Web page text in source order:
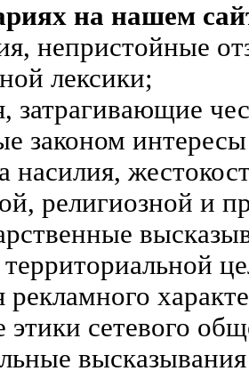
на нашем
непристойные
лексики;
затрагивающие
законом
насилия,
религиозной и
сетевого